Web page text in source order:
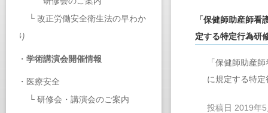
└ 改正労働安全衛生法の早わか
り
・ 学術講演会開催情報
・ 医療安全
└ 研修会・講演会のご案内
「保健師助産師
定する特定行為研
「保健師助産
に規定する特
投稿日 2019年